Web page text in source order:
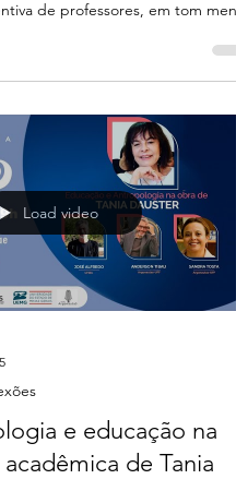
“Childhood & Philosophy”
de professores, em tom
e filosofia”, de Rosimeri de
da formação docente a
Load video
e educação na